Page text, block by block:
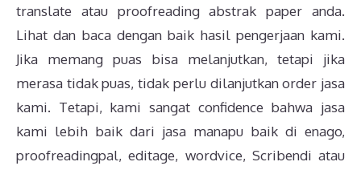
translate atau proofreading abstrak paper anda.
Lihat dan baca dengan baik hasil pengerjaan kami.
Jika memang puas bisa melanjutkan, tetapi jika
merasa tidak puas, tidak perlu dilanjutkan order jasa
kami. Tetapi, kami sangat confidence bahwa jasa
kami lebih baik dari jasa manapu baik di enago,
proofreadingpal, editage, wordvice, Scribendi atau